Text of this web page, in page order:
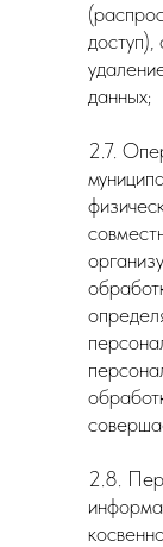
доступ),
данных;
2.7.
2.8.